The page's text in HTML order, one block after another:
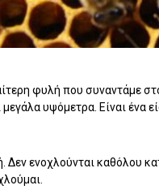
φυλή που συναντάμε
μεγάλα υψόμετρα. Είναι ένα
ενοχλούνται καθόλου